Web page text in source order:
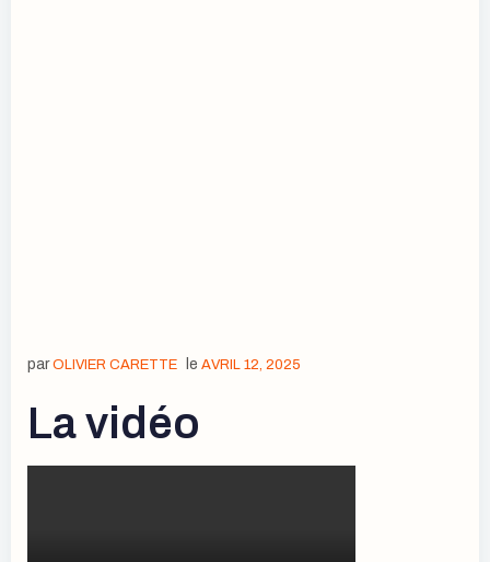
par OLIVIER CARETTE le AVRIL 12, 2025
La vidéo